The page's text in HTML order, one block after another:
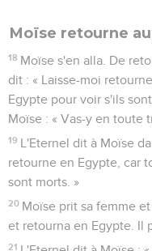
Moïse retourne
18 Moïse s'en alla. De
dit : « Laisse-moi
Egypte pour voir s'ils
Moïse : « Vas-y en toute
19 L'Eternel dit à Moïse
retourne en Egypte, car
sont morts. »
20 Moïse prit sa femme
et retourna en Egypte. Il
21